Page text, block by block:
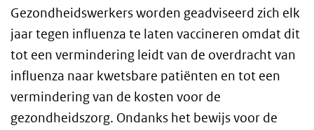
Gezondheidswerkers worden geadviseerd zich elk
jaar tegen influenza te laten vaccineren omdat dit
tot een vermindering leidt van de overdracht van
influenza naar kwetsbare patiënten en tot een
vermindering van de kosten voor de
gezondheidszorg. Ondanks het bewijs voor de